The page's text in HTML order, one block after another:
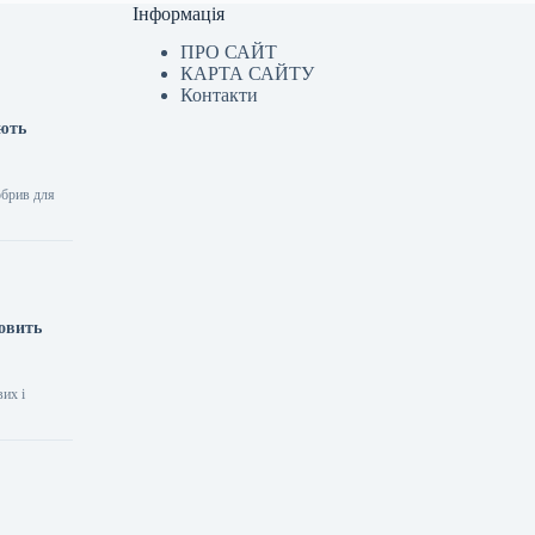
для
і
Інформація
ПРО САЙТ
КАРТА САЙТУ
Контакти